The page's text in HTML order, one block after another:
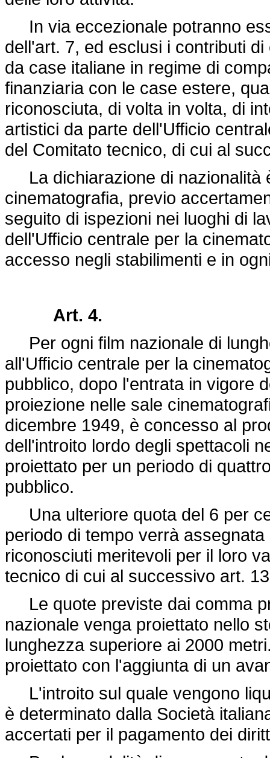
In via eccezionale potranno
dell'art. 7, ed esclusi i contributi
da case italiane in regime di
finanziaria con le case estere,
riconosciuta, di volta in volta, di
artistici da parte dell'Ufficio
del Comitato tecnico, di cui al
La dichiarazione di nazionalità
cinematografia, previo
seguito di ispezioni nei luoghi di
dell'Ufficio centrale per la
accesso negli stabilimenti e in
Art. 4.
Per ogni film nazionale di
all'Ufficio centrale per la
pubblico, dopo l'entrata in vigore
proiezione nelle sale
dicembre 1949, è concesso al
dell'introito lordo degli spettacoli
proiettato per un periodo di
pubblico.
Una ulteriore quota del 6 per
periodo di tempo verrà
riconosciuti meritevoli per il loro
tecnico di cui al successivo art.
Le quote previste dai comma
nazionale venga proiettato nello
lunghezza superiore ai 2000
proiettato con l'aggiunta di un
L'introito sul quale vengono
è determinato dalla Società
accertati per il pagamento dei